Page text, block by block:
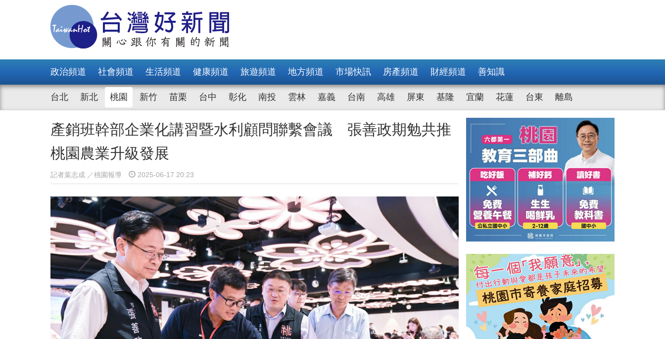
政治頻道 社會頻道 生活頻道 健康頻道 旅遊頻道 地方頻道 市場快訊 房產頻道 財經頻道 善知識
台北 新北 桃園 新竹 苗栗 台中 彰化 南投 雲林 嘉義 台南 高雄 屏東 基隆 宜蘭 花蓮 台東 離島
產銷班幹部企業化講習暨水利顧問聯繫會議 張善政期勉共推
桃園農業升級發展
記者葉志成 ／桃園報導 2025-06-17 20:23